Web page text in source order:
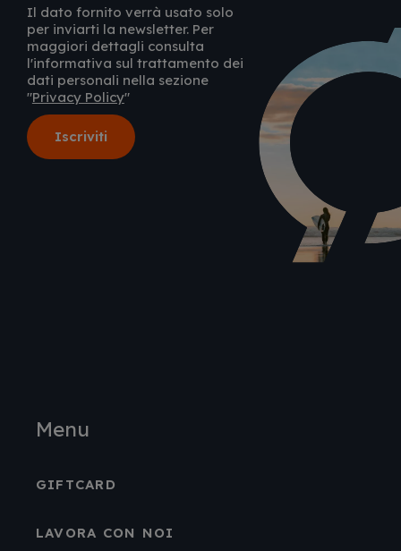
Il dato fornito verrà usato solo
per inviarti la newsletter. Per
maggiori dettagli consulta
l'informativa sul trattamento dei
dati personali nella sezione
"Privacy Policy"
Menu
GIFTCARD
LAVORA CON NOI